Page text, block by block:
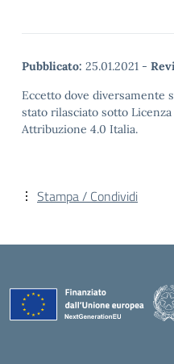
Pubblicato: 25.01.2021 -
Eccetto dove diversamente
stato rilasciato sotto
Attribuzione 4.0 Italia.
Stampa / Condividi